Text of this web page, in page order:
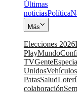
Últimas
noticiasPolítica
Más
Elecciones 2026
PlayMundo
TVGente
UnidosVehículos
PatasSalud
colaboración